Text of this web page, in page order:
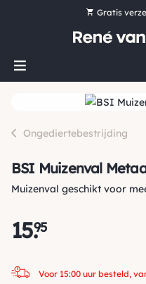
Gratis
Bestel nu,
Ruim
Ongediertebestrijding
BSI Muizenval
Muizenval geschikt voor
15.
95
Voor 15:00 uur besteld,